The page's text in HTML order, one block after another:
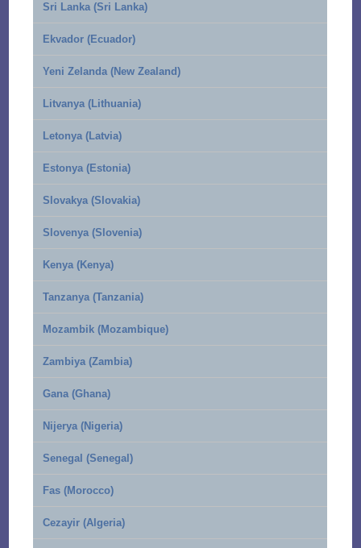
Sri Lanka (Sri Lanka)
Ekvador (Ecuador)
Yeni Zelanda (New Zealand)
Litvanya (Lithuania)
Letonya (Latvia)
Estonya (Estonia)
Slovakya (Slovakia)
Slovenya (Slovenia)
Kenya (Kenya)
Tanzanya (Tanzania)
Mozambik (Mozambique)
Zambiya (Zambia)
Gana (Ghana)
Nijerya (Nigeria)
Senegal (Senegal)
Fas (Morocco)
Cezayir (Algeria)